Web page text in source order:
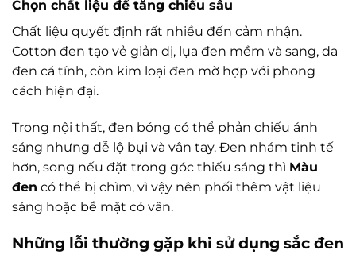
Chọn chất liệu để tăng chiều sâu
Chất liệu quyết định rất nhiều đến cảm nhận.
Cotton đen tạo vẻ giản dị, lụa đen mềm và sang, da
đen cá tính, còn kim loại đen mờ hợp với phong
cách hiện đại.
Trong nội thất, đen bóng có thể phản chiếu ánh
sáng nhưng dễ lộ bụi và vân tay. Đen nhám tinh tế
hơn, song nếu đặt trong góc thiếu sáng thì Màu
đen có thể bị chìm, vì vậy nên phối thêm vật liệu
sáng hoặc bề mặt có vân.
Những lỗi thường gặp khi sử dụng sắc đen